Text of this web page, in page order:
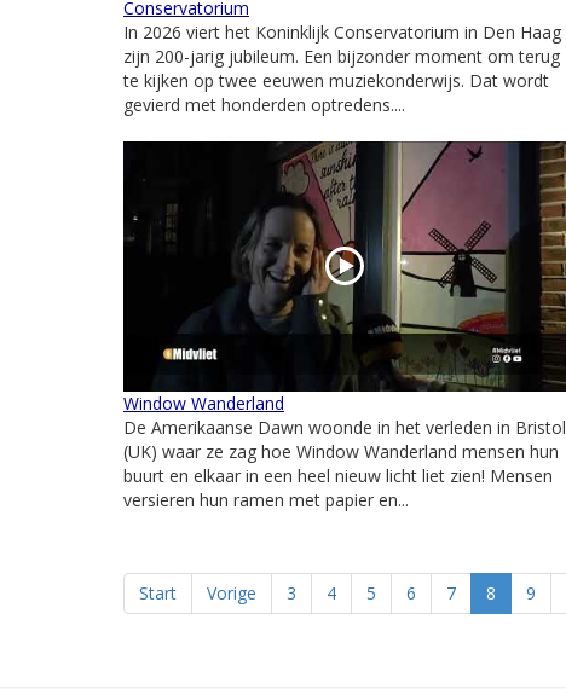
Conservatorium
In 2026 viert het Koninklijk Conservatorium in Den Haag
zijn 200-jarig jubileum. Een bijzonder moment om terug
te kijken op twee eeuwen muziekonderwijs. Dat wordt
gevierd met honderden optredens....
Window Wanderland
De Amerikaanse Dawn woonde in het verleden in Bristol
(UK) waar ze zag hoe Window Wanderland mensen hun
buurt en elkaar in een heel nieuw licht liet zien! Mensen
versieren hun ramen met papier en...
Start Vorige 3 4 5 6 7 8 9